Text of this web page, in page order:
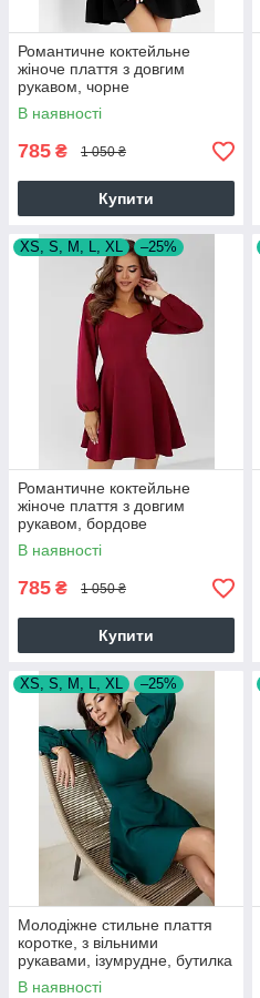
Романтичне коктейльне
жіноче плаття з довгим
рукавом, чорне
В наявності
785 ₴ 1 050 ₴
Купити
XS, S, M, L, XL –25%
Романтичне коктейльне
жіноче плаття з довгим
рукавом, бордове
В наявності
785 ₴ 1 050 ₴
Купити
XS, S, M, L, XL –25%
Молодіжне стильне плаття
коротке, з вільними
рукавами, ізумрудне, бутилка
В наявності